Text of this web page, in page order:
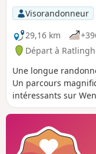
Visorandonneur
29,16 km
Départ à
Une longue
Un parcours
intéressants sur
Il suit en grande
sud de Church